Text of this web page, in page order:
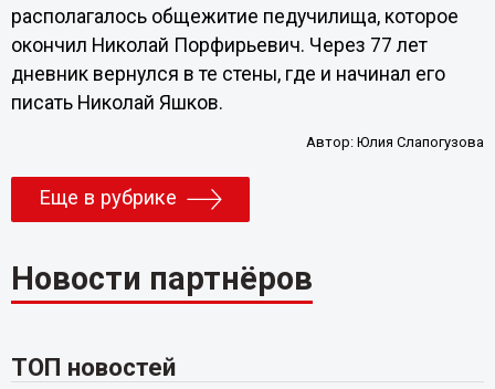
располагалось общежитие педучилища, которое
окончил Николай Порфирьевич. Через 77 лет
дневник вернулся в те стены, где и начинал его
писать Николай Яшков.
Автор:Юлия Слапогузова
Еще в рубрике
Новости партнёров
ТОП новостей